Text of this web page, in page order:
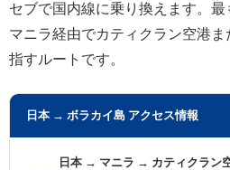
セブで国内線に乗り換えます。
マニラ経由でカティクラン空港ま
指すルートです。
日本 → ボラカイ島 アクセス情報
日本 → マニラ → カティクラン